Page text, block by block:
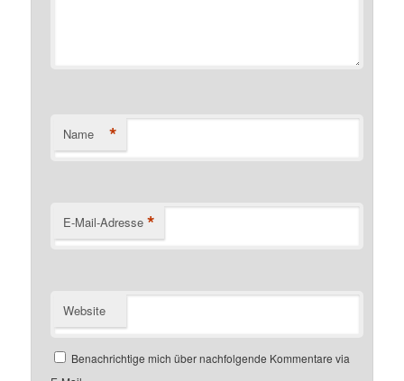
Name *
E-Mail-Adresse *
Website
Benachrichtige mich über nachfolgende Kommentare via